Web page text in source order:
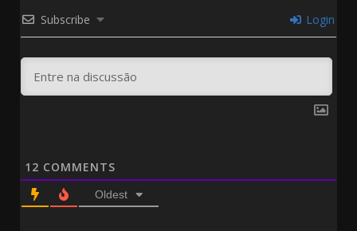
Subscribe Login
12 COMMENTS
Oldest